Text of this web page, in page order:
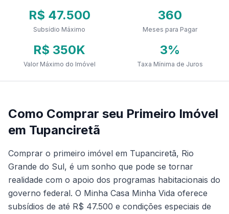
R$ 47.500
Subsídio Máximo
360
Meses para Pagar
R$ 350K
Valor Máximo do Imóvel
3%
Taxa Mínima de Juros
Como Comprar seu Primeiro Imóvel
em Tupanciretã
Comprar o primeiro imóvel em Tupanciretã, Rio
Grande do Sul, é um sonho que pode se tornar
realidade com o apoio dos programas habitacionais do
governo federal. O Minha Casa Minha Vida oferece
subsídios de até R$ 47.500 e condições especiais de